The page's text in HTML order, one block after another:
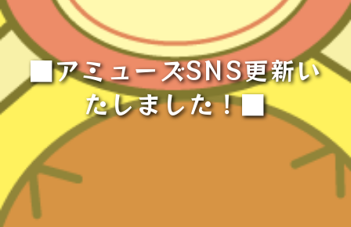
■アミューズSNS更新い
たしました！■